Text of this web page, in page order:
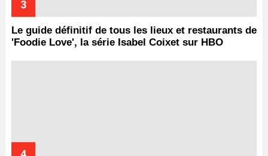
Le guide définitif de tous les lieux et restaurants de
'Foodie Love', la série Isabel Coixet sur HBO